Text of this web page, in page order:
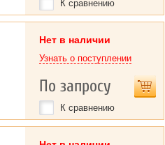
К сравнению
Нет в наличии
Узнать о поступлении
По запросу
К сравнению